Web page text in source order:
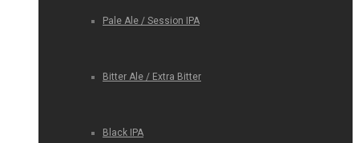
Pale Ale / Session IPA
Bitter Ale / Extra Bitter
Black IPA